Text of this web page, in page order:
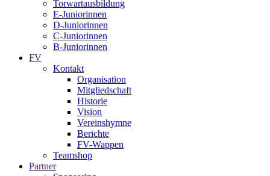
Torwartausbildung
E-Juniorinnen
D-Juniorinnen
C-Juniorinnen
B-Juniorinnen
FV
Kontakt
Organisation
Mitgliedschaft
Historie
Vision
Vereinshymne
Berichte
FV-Wappen
Teamshop
Partner